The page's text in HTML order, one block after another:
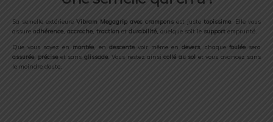
Sa semelle extérieure Vibram Megagrip avec crampons est juste topissime. Elle vous
assure adhérence, accroche traction et durabilité, quelque soit le support emprunté.
Que vous soyez en montée, en descente voir même en devers, chaque foulée sera
assurée, précise et sans glissade. Vous restez ainsicollé au sol et vous avancez sans
le moindre doute.